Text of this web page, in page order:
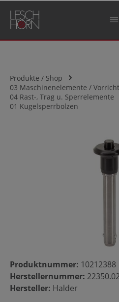
springen
Produkte / Shop
03 Maschinenelemente /
04 Rast-, Trag u. Sperrelemente
01 Kugelsperrbolzen
Bildergalerie überspringen
Produktnummer: 10212388
Herstellernummer:
Hersteller: Halder